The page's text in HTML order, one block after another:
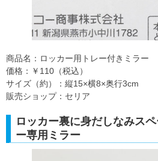
商品名：ロッカー用トレー付きミラー
価格：￥110（税込）
サイズ（約）：縦15×横8×奥行3cm
販売ショップ：セリア
ロッカー裏に身だしなみス
ー専用ミラー